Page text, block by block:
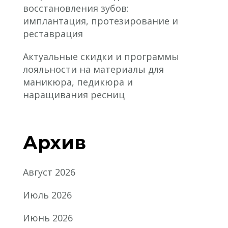
восстановления зубов:
имплантация, протезирование и
реставрация
Актуальные скидки и программы
лояльности на материалы для
маникюра, педикюра и
наращивания ресниц
Архив
Август 2026
Июль 2026
Июнь 2026